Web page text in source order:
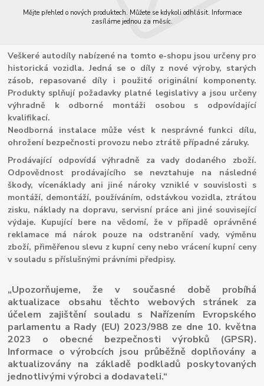
Mějte přehled o nových produktech. Můžete se kdykoli odhlásit. Informace
zasíláme jednou za měsíc.
Veškeré autodíly nabízené na tomto e-shopu jsou určeny pro
historická vozidla. Jedná se o díly z nové výroby, starých
zásob, repasované díly i použité originální komponenty.
Produkty splňují požadavky platné legislativy a jsou určeny
výhradně k odborné montáži osobou s odpovídající
kvalifikací.
Neodborná instalace může vést k nesprávné funkci dílu,
ohrožení bezpečnosti provozu nebo ztrátě případné záruky.
Prodávající odpovídá výhradně za vady dodaného zboží.
Odpovědnost prodávajícího se nevztahuje na následné
škody, vícenáklady ani jiné nároky vzniklé v souvislosti s
montáží, demontáží, používáním, odstávkou vozidla, ztrátou
zisku, náklady na dopravu, servisní práce ani jiné související
výdaje. Kupující bere na vědomí, že v případě oprávněné
reklamace má nárok pouze na odstranění vady, výměnu
zboží, přiměřenou slevu z kupní ceny nebo vrácení kupní ceny
v souladu s příslušnými právními předpisy.
„Upozorňujeme, že v současné době probíhá
aktualizace obsahu těchto webových stránek za
účelem zajištění souladu s Nařízením Evropského
parlamentu a Rady (EU) 2023/988 ze dne 10. května
2023 o obecné bezpečnosti výrobků (GPSR).
Informace o výrobcích jsou průběžně doplňovány a
aktualizovány na základě podkladů poskytovaných
jednotlivými výrobci a dodavateli.“